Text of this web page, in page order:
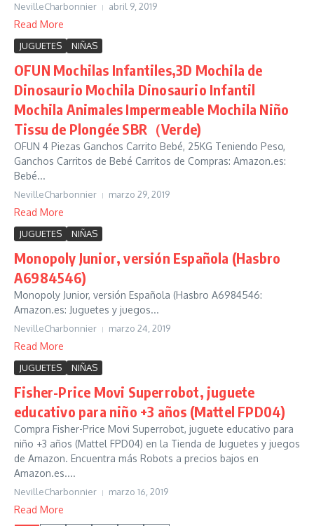
NevilleCharbonnier abril 9, 2019
Read More
JUGUETES NIÑAS
OFUN Mochilas Infantiles,3D Mochila de
Dinosaurio Mochila Dinosaurio Infantil
Mochila Animales Impermeable Mochila Niño
Tissu de Plongée SBR（Verde)
OFUN 4 Piezas Ganchos Carrito Bebé, 25KG Teniendo Peso,
Ganchos Carritos de Bebé Carritos de Compras: Amazon.es:
Bebé...
NevilleCharbonnier marzo 29, 2019
Read More
JUGUETES NIÑAS
Monopoly Junior, versión Española (Hasbro
A6984546)
Monopoly Junior, versión Española (Hasbro A6984546:
Amazon.es: Juguetes y juegos...
NevilleCharbonnier marzo 24, 2019
Read More
JUGUETES NIÑAS
Fisher-Price Movi Superrobot, juguete
educativo para niño +3 años (Mattel FPD04)
Compra Fisher-Price Movi Superrobot, juguete educativo para
niño +3 años (Mattel FPD04) en la Tienda de Juguetes y juegos
de Amazon. Encuentra más Robots a precios bajos en
Amazon.es....
NevilleCharbonnier marzo 16, 2019
Read More